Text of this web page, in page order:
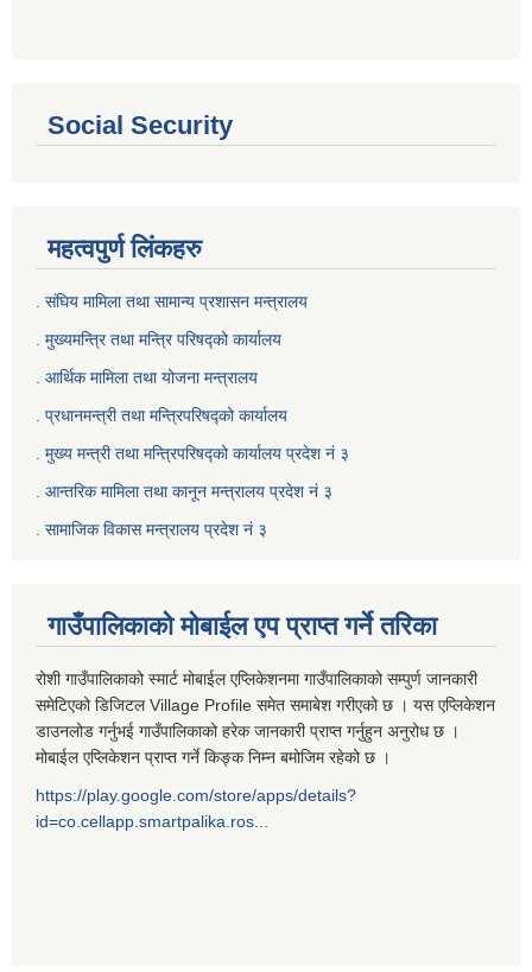
Social Security
महत्वपुर्ण लिंकहरु
. संघिय मामिला तथा सामान्य प्रशासन मन्त्रालय
. मुख्यमन्त्रि तथा मन्त्रि परिषद्को कार्यालय
. आर्थिक मामिला तथा योजना मन्त्रालय
. प्रधानमन्त्री तथा मन्त्रिपरिषद्को कार्यालय
मुख्य मन्त्री तथा मन्त्रिपरिषद्को कार्यालय प्रदेश नं ३
आन्तरिक मामिला तथा कानून मन्त्रालय प्रदेश नं ३
सामाजिक विकास मन्त्रालय प्रदेश नं ३
गाउँपालिकाको मोबाईल एप प्राप्त गर्ने तरिका
रोशी गाउँपालिकाको स्मार्ट मोबाईल एप्लिकेशनमा गाउँपालिकाको सम्पुर्ण जानकारी
समेटिएको डिजिटल Village Profile समेत समाबेश गरीएको छ । यस एप्लिकेशन
डाउनलोड गर्नुभई गाउँपालिकाको हरेक जानकारी प्राप्त गर्नुहुन अनुरोध छ ।
मोबाईल एप्लिकेशन प्राप्त गर्ने किङ्क निम्न बमोजिम रहेको छ ।
https://play.google.com/store/apps/details?
id=co.cellapp.smartpalika.ros...